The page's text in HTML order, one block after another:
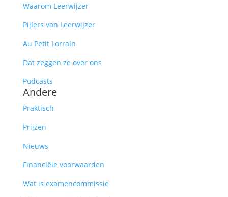
Waarom Leerwijzer
Pijlers van Leerwijzer
Au Petit Lorrain
Dat zeggen ze over ons
Podcasts
Andere
Praktisch
Prijzen
Nieuws
Financiële voorwaarden
Wat is examencommissie